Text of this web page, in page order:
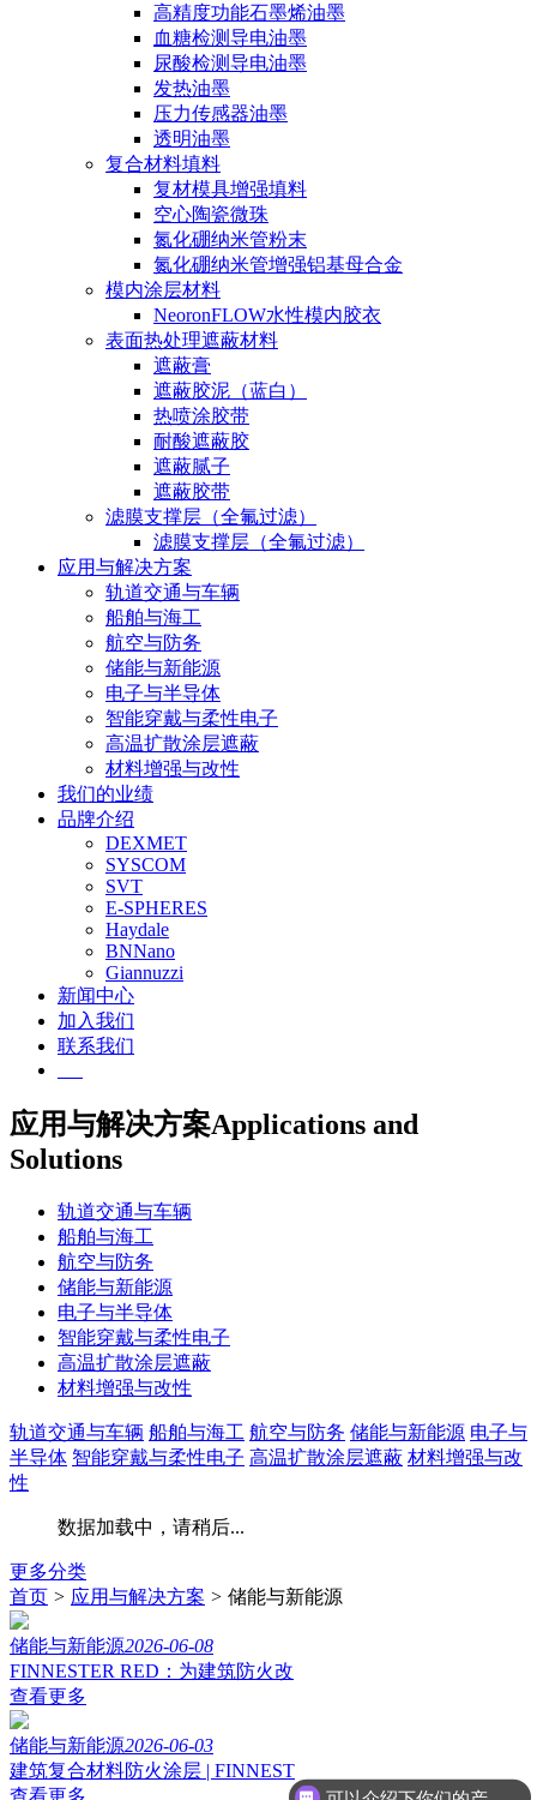
高精度功能石墨烯油墨
血糖检测导电油墨
尿酸检测导电油墨
发热油墨
压力传感器油墨
透明油墨
复合材料填料
复材模具增强填料
空心陶瓷微珠
氮化硼纳米管粉末
氮化硼纳米管增强铝基母合金
模内涂层材料
NeoronFLOW水性模内胶衣
表面热处理遮蔽材料
遮蔽膏
遮蔽胶泥（蓝白）
热喷涂胶带
耐酸遮蔽胶
遮蔽腻子
遮蔽胶带
滤膜支撑层（全氟过滤）
滤膜支撑层（全氟过滤）
应用与解决方案
轨道交通与车辆
船舶与海工
航空与防务
储能与新能源
电子与半导体
智能穿戴与柔性电子
高温扩散涂层遮蔽
材料增强与改性
我们的业绩
品牌介绍
DEXMET
SYSCOM
SVT
E-SPHERES
Haydale
BNNano
Giannuzzi
新闻中心
加入我们
联系我们
应用与解决方案Applications and
Solutions
轨道交通与车辆
船舶与海工
航空与防务
储能与新能源
电子与半导体
智能穿戴与柔性电子
高温扩散涂层遮蔽
材料增强与改性
轨道交通与车辆 船舶与海工 航空与防务 储能与新能源 电子与
半导体 智能穿戴与柔性电子 高温扩散涂层遮蔽 材料增强与改
性
数据加载中，请稍后...
更多分类
首页 > 应用与解决方案 > 储能与新能源
储能与新能源2026-06-08
FINNESTER RED：为建筑防火改
查看更多
储能与新能源2026-06-03
建筑复合材料防火涂层 | FINNEST
查看更多